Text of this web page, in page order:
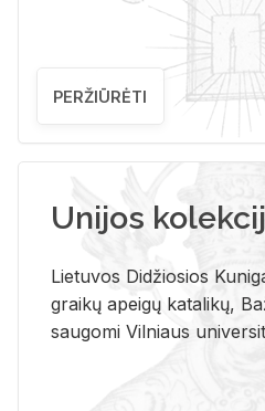
PERŽIŪRĖTI
Unijos
Lietuvos Didžiosios
graikų apeigų katalikų,
saugomi Vilniaus